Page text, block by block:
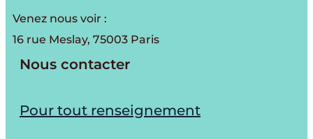
Venez nous voir :
16 rue Meslay, 75003 Paris
Nous contacter
Pour tout renseignement